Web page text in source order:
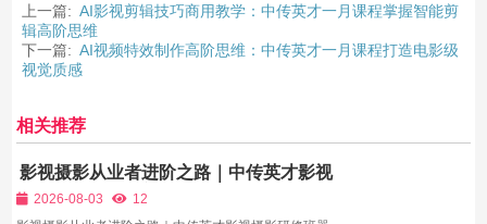
上一篇: AI影视剪辑技巧商用教学：中传英才一月课程掌握智能剪
辑高阶思维
下一篇: AI视频特效制作高阶思维：中传英才一月课程打造电影级
视觉质感
相关推荐
影视摄影从业者进阶之路｜中传英才影视
摄影研修班器材实训与光影创作教学
2026-08-03
12